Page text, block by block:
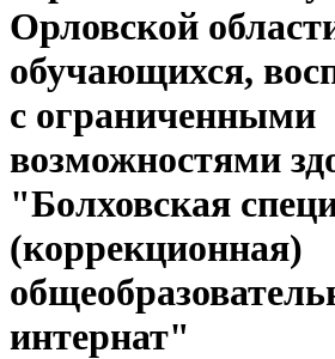
Орловской
обучающихся,
с ограниченными
возможностями
"Болховская
(коррекционная)
интернат"